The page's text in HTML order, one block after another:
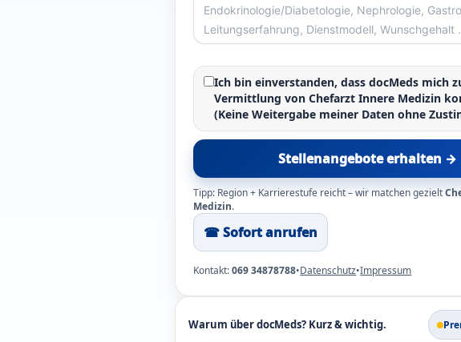
Ich bin einverstanden, dass docMeds mich
Vermittlung vonChefarzt Innere Medizin
(Keine Weitergabe meiner Daten ohne
Stellenangebote erhalten →
Tipp: Region + Karrierestufe reicht – wir matchen gezielt
Medizin.
☎︎ Sofort anrufen
Kontakt:069 34878788•Datenschutz•Impressum
Warum über docMeds? Kurz & wichtig.